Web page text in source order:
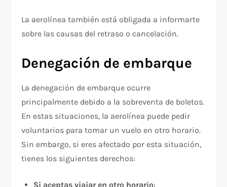
La aerolínea también está obligada a informarte
sobre las causas del retraso o cancelación.
Denegación de embarque
La denegación de embarque ocurre
principalmente debido a la sobreventa de boletos.
En estas situaciones, la aerolínea puede pedir
voluntarios para tomar un vuelo en otro horario.
Sin embargo, si eres afectado por esta situación,
tienes los siguientes derechos:
Si aceptas viajar en otro horario: